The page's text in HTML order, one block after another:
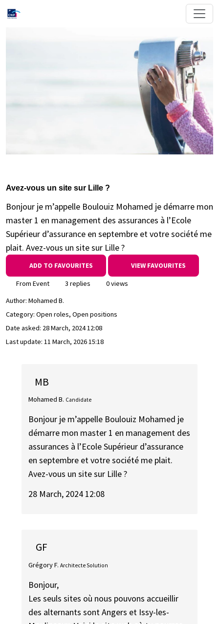
Avez-vous un site sur Lille ?
Bonjour je m’appelle Boulouiz Mohamed je démarre mon
master 1 en management des assurances à l’Ecole
Supérieur d’assurance en septembre et votre société me
plait. Avez-vous un site sur Lille ?
ADD TO FAVOURITES VIEW FAVOURITES
From Event 3 replies
0 views
Author: Mohamed B.
Category: Open roles, Open positions
Date asked: 28 March, 2024 12:08
Last update: 11 March, 2026 15:18
MB
Mohamed B. Candidate
Bonjour je m’appelle Boulouiz Mohamed je
démarre mon master 1 en management des
assurances à l’Ecole Supérieur d’assurance
en septembre et votre société me plait.
Avez-vous un site sur Lille ?
28 March, 2024 12:08
GF
Grégory F. Architecte Solution
Bonjour,
Les seuls sites où nous pouvons accueillir
des alternants sont Angers et Issy-les-